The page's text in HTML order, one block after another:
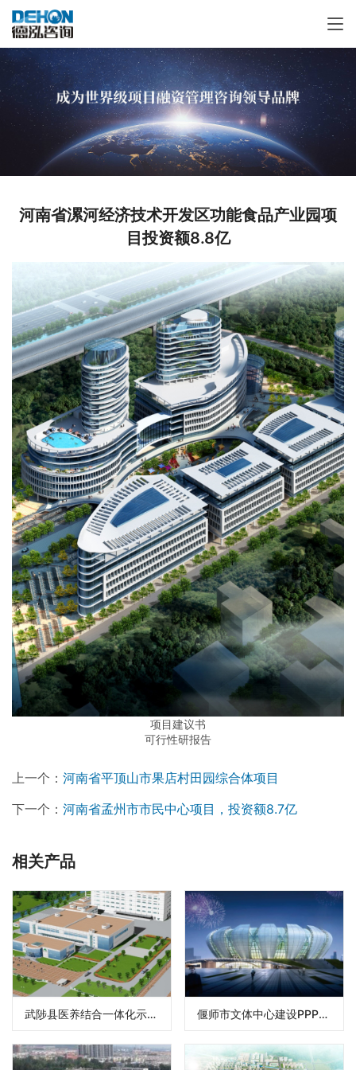
河南省漯河经济技术开发区功能食品产业园项
目投资额8.8亿
项目建议书
可行性研报告
上一个： 河南省平顶山市果店村田园综合体项目
下一个： 河南省孟州市市民中心项目，投资额8.7亿
相关产品
武陟县医养结合一体化示范项目 偃师市文体中心建设PPP项目